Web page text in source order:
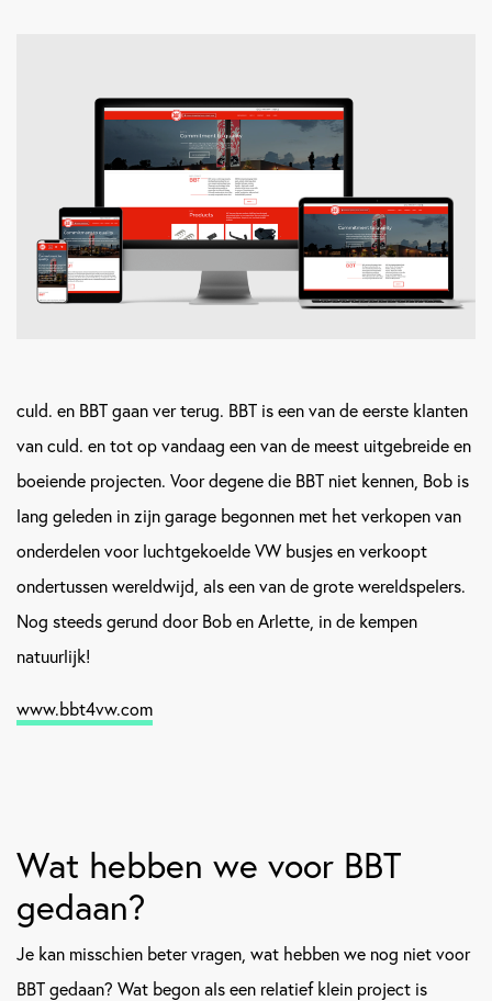
culd. en BBT gaan ver terug. BBT is een van de eerste klanten
van culd. en tot op vandaag een van de meest uitgebreide en
boeiende projecten. Voor degene die BBT niet kennen, Bob is
lang geleden in zijn garage begonnen met het verkopen van
onderdelen voor luchtgekoelde VW busjes en verkoopt
ondertussen wereldwijd, als een van de grote wereldspelers.
Nog steeds gerund door Bob en Arlette, in de kempen
natuurlijk!
www.bbt4vw.com
Wat hebben we voor BBT
gedaan?
Je kan misschien beter vragen, wat hebben we nog niet voor
BBT gedaan? Wat begon als een relatief klein project is